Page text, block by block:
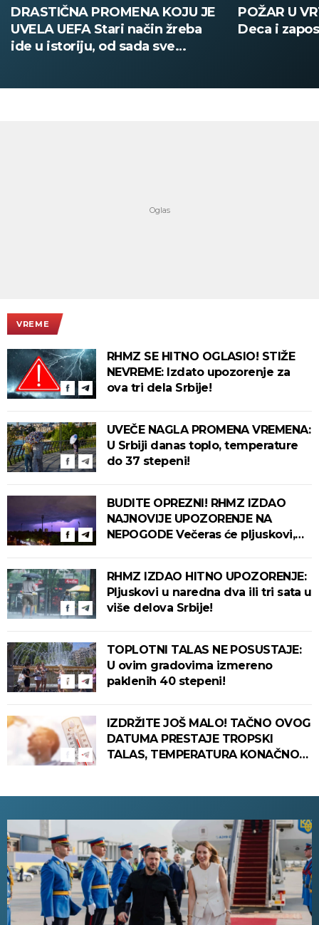
DRASTIČNA PROMENA KOJU JE
UVELA UEFA Stari način žreba
ide u istoriju, od sada sve
POŽAR U
Deca i
VREME
RHMZ SE HITNO OGLASIO! STIŽE
NEVREME: Izdato upozorenje za
ova tri dela Srbije!
UVEČE NAGLA PROMENA VREMENA:
U Srbiji danas toplo, temperature
do 37 stepeni!
BUDITE OPREZNI! RHMZ IZDAO
NAJNOVIJE UPOZORENJE NA
NEPOGODE Večeras će pljuskovi,
RHMZ IZDAO HITNO UPOZORENJE:
Pljuskovi u naredna dva ili tri sata u
više delova Srbije!
TOPLOTNI TALAS NE POSUSTAJE:
U ovim gradovima izmereno
paklenih 40 stepeni!
IZDRŽITE JOŠ MALO! TAČNO OVOG
DATUMA PRESTAJE TROPSKI
TALAS, TEMPERATURA KONAČNO